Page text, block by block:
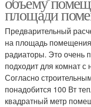
площади
Предварительный
на площадь
радиаторы. Это очень
подходит для комнат с
Согласно
понадобится 100 Вт
квадратный метр